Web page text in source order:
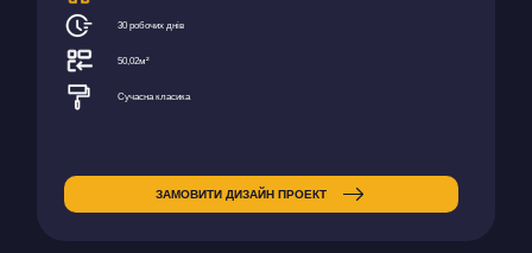
30 робочих днів
50,02м²
Сучасна класика
ЗАМОВИТИ ДИЗАЙН ПРОЕКТ